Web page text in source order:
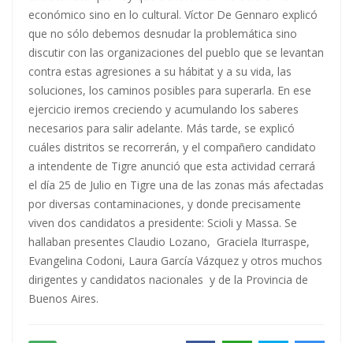
económico sino en lo cultural. Víctor De Gennaro explicó
que no sólo debemos desnudar la problemática sino
discutir con las organizaciones del pueblo que se levantan
contra estas agresiones a su hábitat y a su vida, las
soluciones, los caminos posibles para superarla. En ese
ejercicio iremos creciendo y acumulando los saberes
necesarios para salir adelante. Más tarde, se explicó
cuáles distritos se recorrerán, y el compañero candidato
a intendente de Tigre anunció que esta actividad cerrará
el día 25 de Julio en Tigre una de las zonas más afectadas
por diversas contaminaciones, y donde precisamente
viven dos candidatos a presidente: Scioli y Massa. Se
hallaban presentes Claudio Lozano, Graciela Iturraspe,
Evangelina Codoni, Laura García Vázquez y otros muchos
dirigentes y candidatos nacionales y de la Provincia de
Buenos Aires.